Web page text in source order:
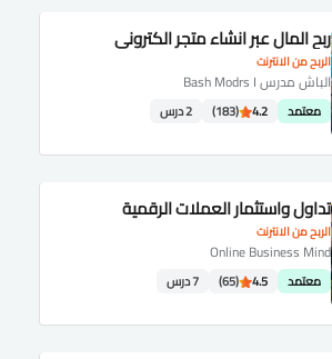
الربح من الانترنت
ربح المال عبر انشاء متجر الكتروني
الباش مدرس Bash Modrs I
معتمد 4.2
(183) 2 درس
الربح من الانترنت
تداول واستثمار العملات الرقمية
Online Business Mind
معتمد 4.5
(65) 7 درس